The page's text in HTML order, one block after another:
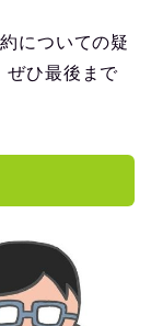
についての疑
ぜひ最後まで